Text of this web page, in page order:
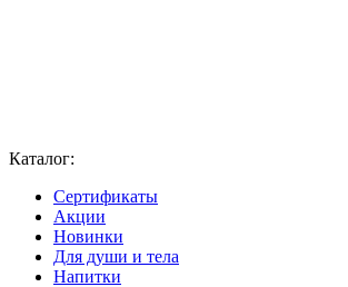
Каталог:
Сертификаты
Акции
Новинки
Для души и тела
Напитки